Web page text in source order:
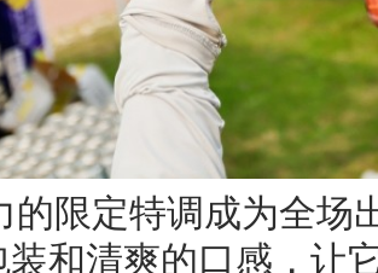
的限定特调成为全场
装和清爽的口感，让